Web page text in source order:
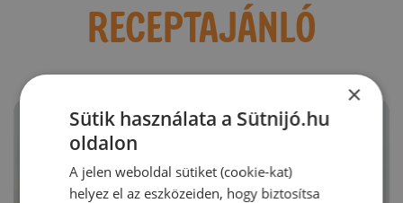
RECEPTAJÁNLÓ
×
Sütik használata a Sütnijó.hu
oldalon
A jelen weboldal sütiket (cookie-kat)
helyez el az eszközeiden, hogy biztosítsa